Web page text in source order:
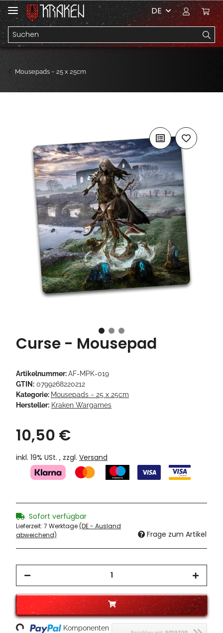
DE
Mousepads ~ 25 x 25cm
Curse - Mousepad
Artikelnummer:AF-MPK-019
GTIN: 0799268220212
Kategorie: Mousepads ~ 25 x 25cm
Hersteller: Kraken Wargames
10,50 €
inkl. 19% USt. , zzgl. Versand
Sofort verfügbar
Lieferzeit: 7 Werktage(DE - Ausland
abweichend)
Frage zum Artikel
Komponenten